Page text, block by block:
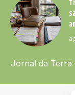
Jornal da Terra